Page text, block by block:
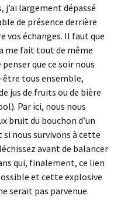
j’ai largement dépassé
de présence derrière
vos échanges. Il faut que
me fait tout de même
penser que ce soir nous
tous ensemble,
jus de fruits ou de bière
Par ici, nous nous
bruit du bouchon d’un
nous survivons à cette
avant de balancer
qui, finalement, ce lien
et cette explosive
serait pas parvenue.